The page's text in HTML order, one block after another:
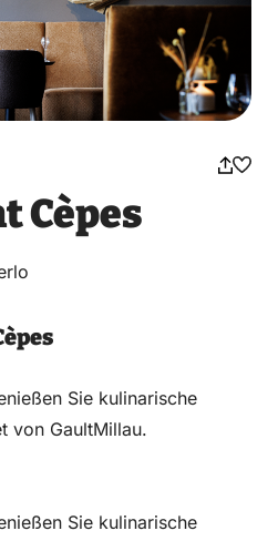
Cèpes
Sie kulinarische
von GaultMillau.
Sie kulinarische